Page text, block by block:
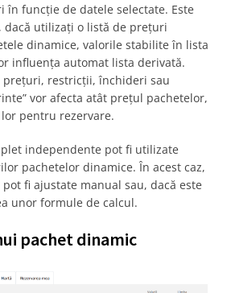
în funcție de datele selectate. Este
dacă utilizați o listă de prețuri
dinamice, valorile stabilite în lista
influența automat lista derivată.
restricții, închideri sau
vor afecta atât prețul pachetelor,
pentru rezervare.
independente pot fi utilizate
pachetelor dinamice. În acest caz,
fi ajustate manual sau, dacă este
unor formule de calcul.
pachet dinamic